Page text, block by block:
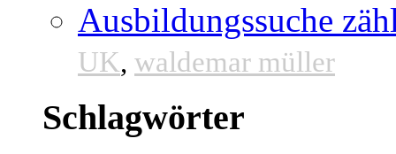
Ausbildungssuche
UK, waldemar müller
Schlagwörter